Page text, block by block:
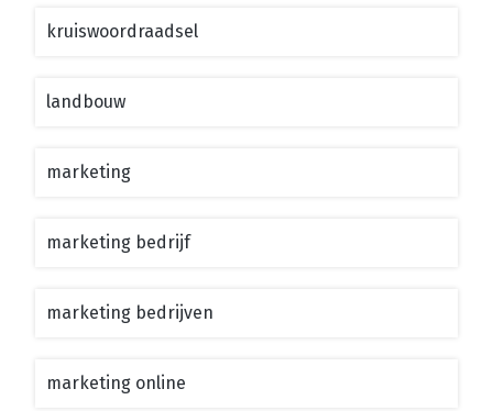
kruiswoordraadsel
landbouw
marketing
marketing bedrijf
marketing bedrijven
marketing online